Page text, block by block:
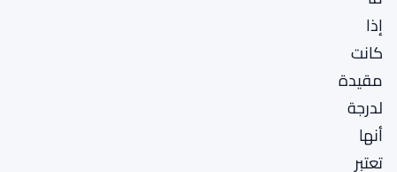
إذا
كانت
مقيدة
لدرجة
أنها
تعتبر